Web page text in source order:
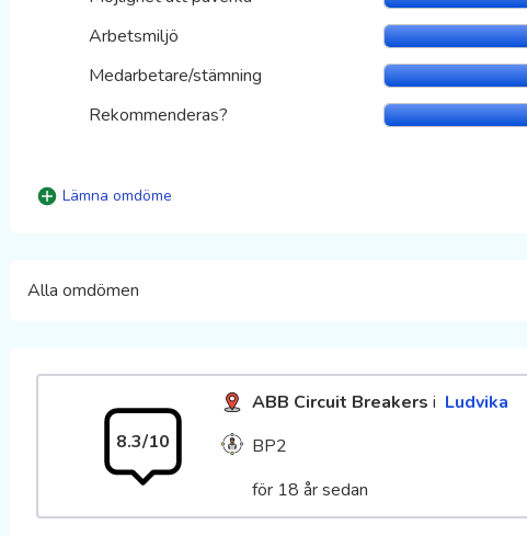
Arbetsmiljö
Medarbetare/stämning
Rekommenderas?
Lämna omdöme
Alla omdömen
8.3/10
ABB Circuit Breakersi Ludvika
BP2
för 18 år sedan